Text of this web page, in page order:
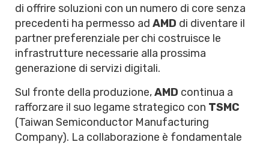
di offrire soluzioni con un numero di core senza
precedenti ha permesso ad AMD di diventare il
partner preferenziale per chi costruisce le
infrastrutture necessarie alla prossima
generazione di servizi digitali.
Sul fronte della produzione,AMD continua a
rafforzare il suo legame strategico con TSMC
(Taiwan Semiconductor Manufacturing
Company). La collaborazione è fondamentale